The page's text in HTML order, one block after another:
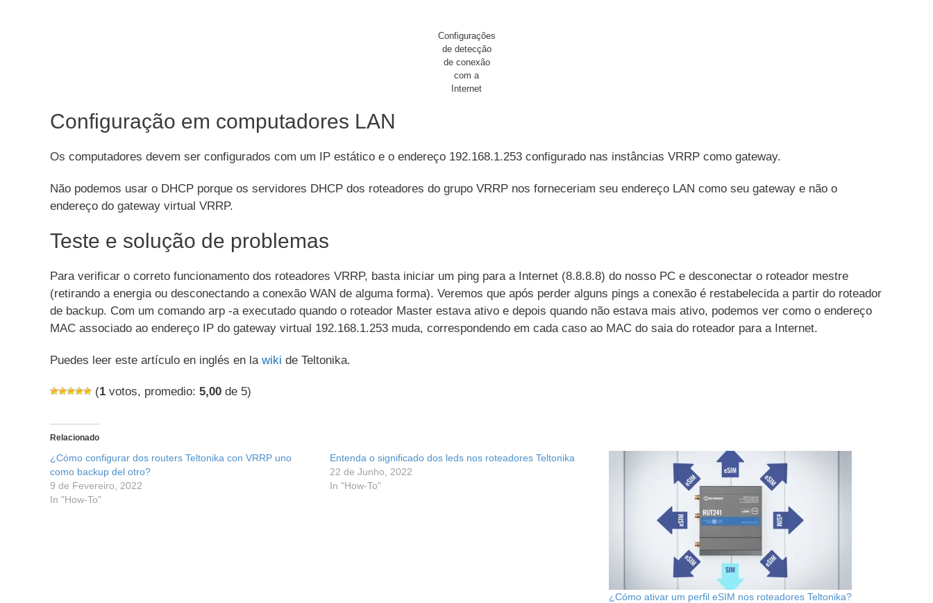
Configurações
de detecção
de conexão
com a
Internet
Configuração em computadores LAN
Os computadores devem ser configurados com um IP estático e o endereço 192.168.1.253 configurado nas instâncias VRRP como gateway.
Não podemos usar o DHCP porque os servidores DHCP dos roteadores do grupo VRRP nos forneceriam seu endereço LAN como seu gateway e não o
endereço do gateway virtual VRRP.
Teste e solução de problemas
Para verificar o correto funcionamento dos roteadores VRRP, basta iniciar um ping para a Internet (8.8.8.8) do nosso PC e desconectar o roteador mestre
(retirando a energia ou desconectando a conexão WAN de alguma forma). Veremos que após perder alguns pings a conexão é restabelecida a partir do roteador
de backup. Com um comando arp -a executado quando o roteador Master estava ativo e depois quando não estava mais ativo, podemos ver como o endereço
MAC associado ao endereço IP do gateway virtual 192.168.1.253 muda, correspondendo em cada caso ao MAC do saia do roteador para a Internet.
Puedes leer este artículo en inglés en la wiki de Teltonika.
(1 votos, promedio: 5,00 de 5)
Relacionado
¿Cómo configurar dos routers Teltonika con VRRP uno
como backup del otro?
9 de Fevereiro, 2022
In "How-To"
Entenda o significado dos leds nos roteadores Teltonika
22 de Junho, 2022
In "How-To"
¿Cómo ativar um perfil eSIM nos roteadores Teltonika?